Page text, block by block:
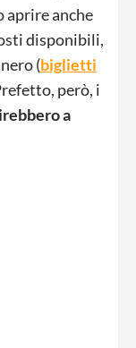
aprire anche
disponibili,
(biglietti
però, i
a